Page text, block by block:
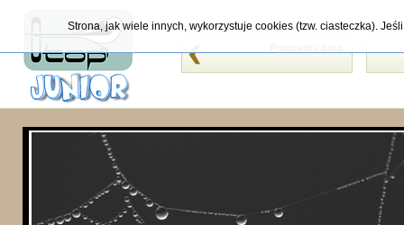
Strona, jak wiele innych, wykorzystuje cookies (tzw. ciasteczka).